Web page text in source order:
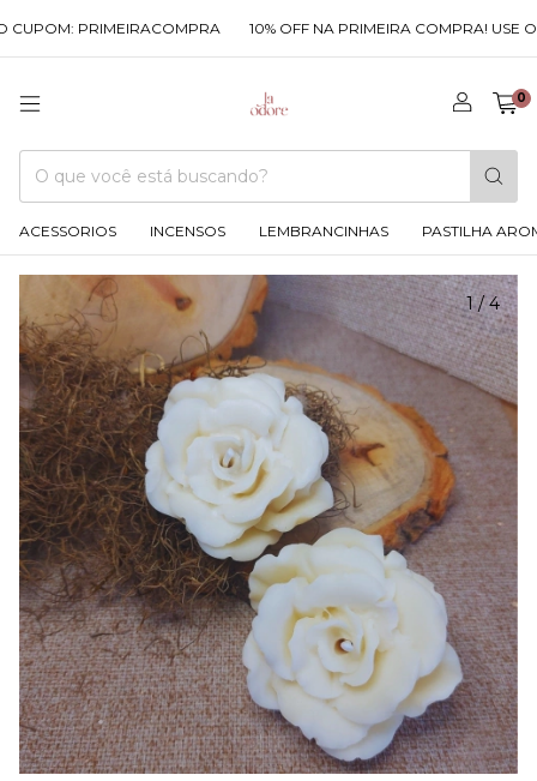
PRIMEIRACOMPRA 10% OFF NA PRIMEIRA COMPRA! USE O
0
ACESSORIOS INCENSOS LEMBRANCINHAS PASTILHA
1/4